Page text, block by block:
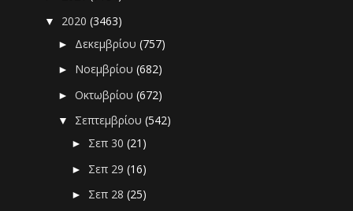
▼ 2020(3463)
► Δεκεμβρίου(757)
► Νοεμβρίου(682)
►Οκτωβρίου(672)
▼ Σεπτεμβρίου(542)
► Σεπ 30(21)
► Σεπ 29(16)
► Σεπ 28(25)